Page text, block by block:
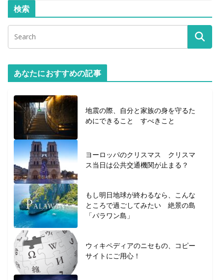
検索
あなたにおすすめの記事
地震の際、自分と家族の身を守るた
めにできること すべきこと
ヨーロッパのクリスマス クリスマ
ス当日は公共交通機関が止まる？
もし明日地球が終わるなら、こんな
ところで過ごしてみたい 絶景の島
「パラワン島」
ウィキペディアのニセもの、コピー
サイトにご用心！